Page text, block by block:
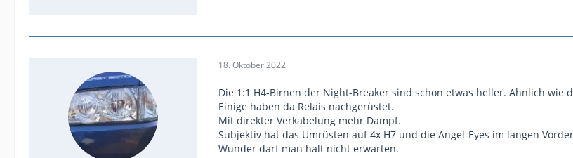
18. Oktober 2022
Die 1:1 H4-Birnen der Night-Breaker sind schon etwas heller. Ähnlich wie
Einige haben da Relais nachgerüstet.
Mit direkter Verkabelung mehr Dampf.
Subjektiv hat das Umrüsten auf 4x H7 und die Angel-Eyes im langen
Wunder darf man halt nicht erwarten.